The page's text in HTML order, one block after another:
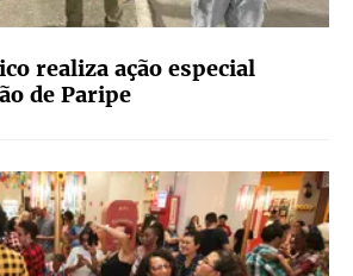
realiza ação especial
de Paripe